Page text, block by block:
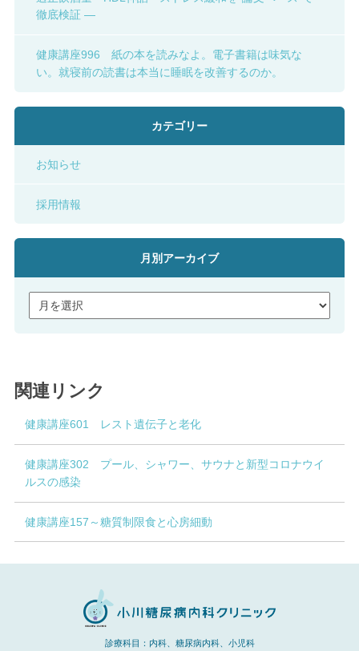
徹底検証 ―
健康講座996 紙の本を読みなよ。電子書籍は味気な
い。就寝前の読書は本当に睡眠を改善するのか。
カテゴリー
お知らせ
採用情報
月別アーカイブ
関連リンク
健康講座601 レスト遺伝子と老化
健康講座302 プール、シャワー、サウナと新型コロナウイ
ルスの感染
健康講座157～糖質制限食と心房細動
診療科目：内科、糖尿病内科、小児科